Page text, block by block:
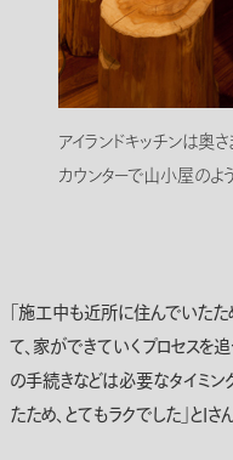
アイランドキッチンは奥
カウンターで山小屋のよ
「施工中も近所に住んでいた
て、家ができていくプロセスを
の手続きなどは必要なタイミン
たため、とてもラクでした」とIさ